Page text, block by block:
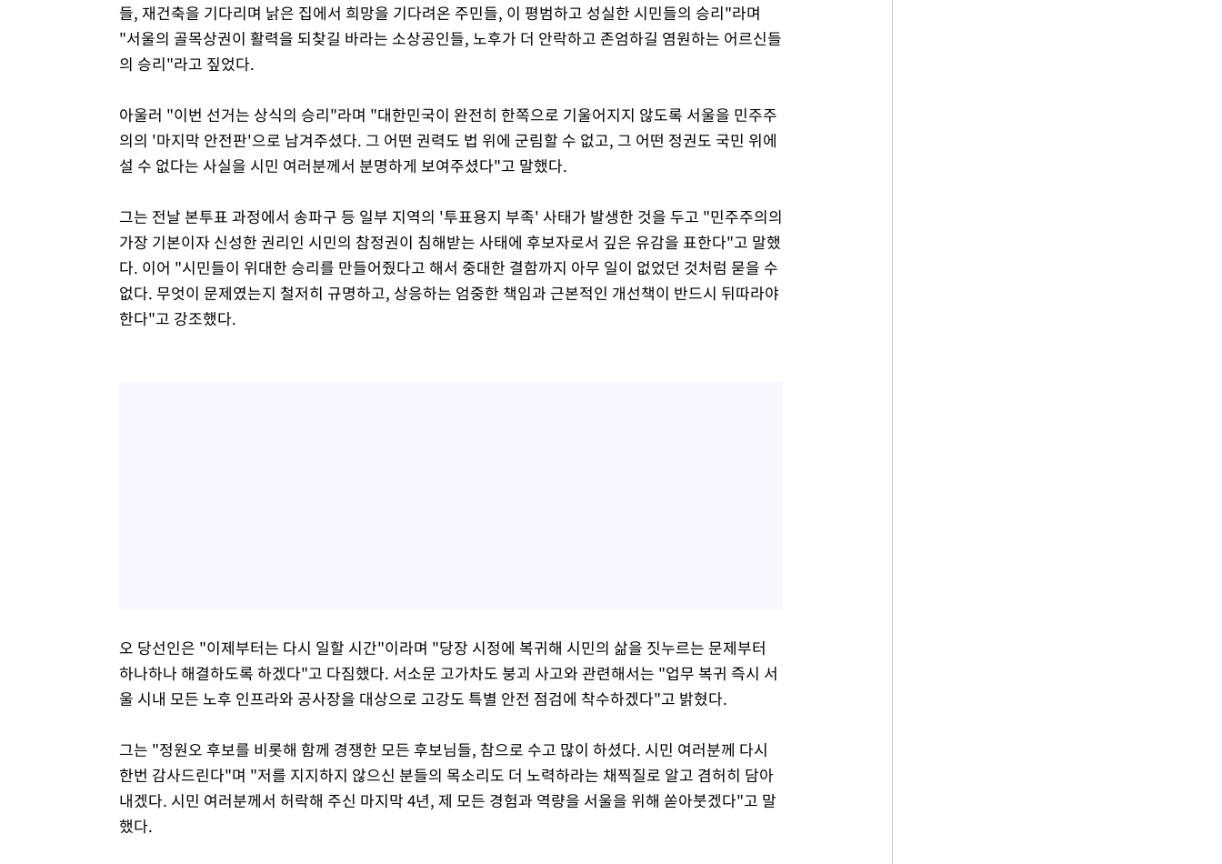
들, 재건축을 기다리며 낡은 집에서 희망을 기다려온 주민들, 이 평범하고 성실한 시민들의 승리"라며
"서울의 골목상권이 활력을 되찾길 바라는 소상공인들, 노후가 더 안락하고 존엄하길 염원하는 어르신들
의 승리"라고 짚었다.
아울러 "이번 선거는 상식의 승리"라며 "대한민국이 완전히 한쪽으로 기울어지지 않도록 서울을 민주주
의의 '마지막 안전판'으로 남겨주셨다. 그 어떤 권력도 법 위에 군림할 수 없고, 그 어떤 정권도 국민 위에
설 수 없다는 사실을 시민 여러분께서 분명하게 보여주셨다"고 말했다.
그는 전날 본투표 과정에서 송파구 등 일부 지역의 '투표용지 부족' 사태가 발생한 것을 두고 "민주주의의
가장 기본이자 신성한 권리인 시민의 참정권이 침해받는 사태에 후보자로서 깊은 유감을 표한다"고 말했
다. 이어 "시민들이 위대한 승리를 만들어줬다고 해서 중대한 결함까지 아무 일이 없었던 것처럼 묻을 수
없다. 무엇이 문제였는지 철저히 규명하고, 상응하는 엄중한 책임과 근본적인 개선책이 반드시 뒤따라야
한다"고 강조했다.
오 당선인은 "이제부터는 다시 일할 시간"이라며 "당장 시정에 복귀해 시민의 삶을 짓누르는 문제부터
하나하나 해결하도록 하겠다"고 다짐했다. 서소문 고가차도 붕괴 사고와 관련해서는 "업무 복귀 즉시 서
울 시내 모든 노후 인프라와 공사장을 대상으로 고강도 특별 안전 점검에 착수하겠다"고 밝혔다.
그는 "정원오 후보를 비롯해 함께 경쟁한 모든 후보님들, 참으로 수고 많이 하셨다. 시민 여러분께 다시
한번 감사드린다"며 "저를 지지하지 않으신 분들의 목소리도 더 노력하라는 채찍질로 알고 겸허히 담아
내겠다. 시민 여러분께서 허락해 주신 마지막 4년, 제 모든 경험과 역량을 서울을 위해 쏟아붓겠다"고 말
했다.